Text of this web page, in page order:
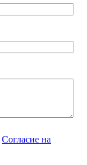
Согласие на